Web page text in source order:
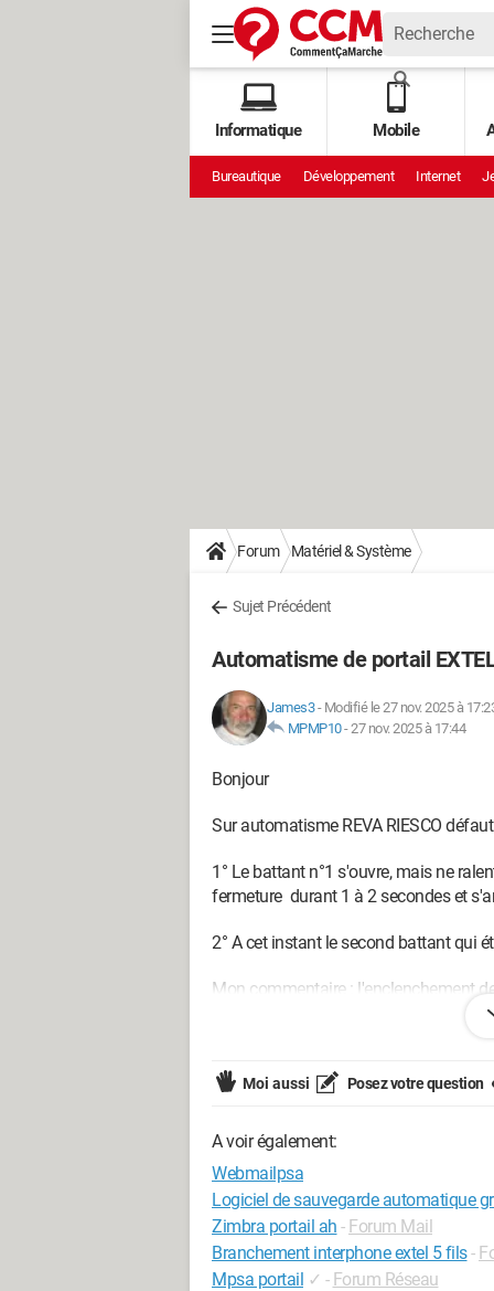
Informatique Mobile
Bureautique Développement Internet
Forum Matériel & Système
Sujet Précédent
Automatisme de portail
James3- Modifié le 27 nov. 2025 à
MPMP10-27 nov. 2025 à 17:44
Bonjour
Sur automatisme REVA RIESCO
1° Le battant n°1 s'ouvre, mais ne
fermeture durant 1 à 2 secondes et
2° A cet instant le second battant qui
Mon commentaire : l'enclenchement
Moi aussi Posez votre question
A voir également:
Webmailpsa
Logiciel de sauvegarde automatique
Zimbra portail ah - Forum Mail
Branchement interphone extel 5 fils-
Mpsa portail ✓ - Forum Réseau